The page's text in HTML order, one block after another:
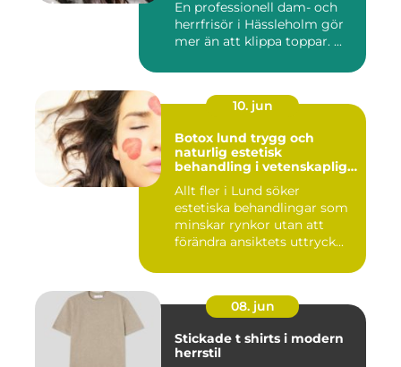
En professionell dam- och
herrfrisör i Hässleholm gör
mer än att klippa toppar. ...
10. jun
Botox lund trygg och
naturlig estetisk
behandling i vetenskaplig
Allt fler i Lund söker
estetiska behandlingar som
minskar rynkor utan att
förändra ansiktets uttryck...
08. jun
Stickade t shirts i modern
herrstil